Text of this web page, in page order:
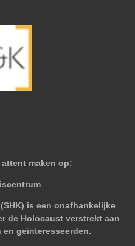
maken op:
is een onafhankelijke
de Holocaust verstrekt aan
geïnteresseerden.